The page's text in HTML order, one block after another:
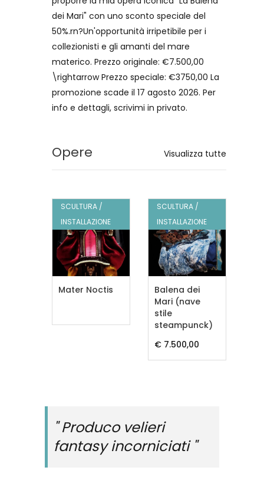
dei Mari" con uno sconto speciale del
50%.rn?Un'opportunità irripetibile per i
collezionisti e gli amanti del mare
materico. Prezzo originale: €7.500,00
\rightarrow Prezzo speciale: €3750,00 La
promozione scade il 17 agosto 2026. Per
info e dettagli, scrivimi in privato.
Visualizza tutte
Opere
GA244411
SCULTURA /
INSTALLAZIONE
Mater Noctis
GA244410
SCULTURA /
INSTALLAZIONE
Balena dei
Mari (nave
stile
steampunck)
€ 7.500,00
" Produco velieri
fantasy incorniciati "